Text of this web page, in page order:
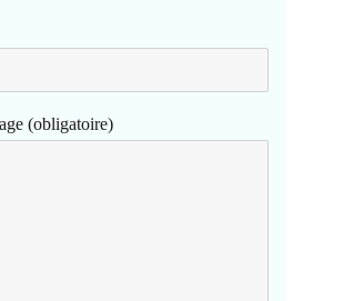
(obligatoire)